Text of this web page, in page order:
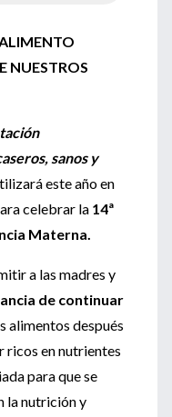
NUESTROS
sanos y
este año en
celebrar la 14ª
Materna.
a las madres y
de continuar
alimentos después
ricos en nutrientes
para que se
la nutrición y